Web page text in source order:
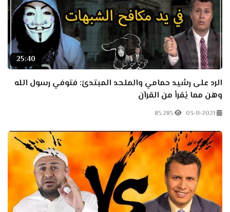
25:40
الرد على رشيد حمامي والملحد المبتدئ: فتوفي رسول الله
وهن مما يُقرأ من القرآن
03-11-2021
85.285